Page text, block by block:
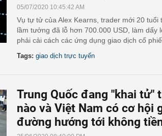
05/07/2020 10:45:42 AM
Vụ tự tử của Alex Kearns, trader mới 20 tuổi
lầm tưởng đã lỗ hơn 700.000 USD, làm dấy
phải cải cách các ứng dụng giao dịch cổ
Tags: giao dịch trực tuyến
Trung Quốc đang "khai tử"
nào và Việt Nam có cơ hội
đường hướng tới không